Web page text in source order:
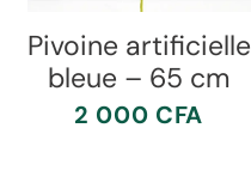
Pivoine artificielle
bleue – 65 cm
2 000 CFA